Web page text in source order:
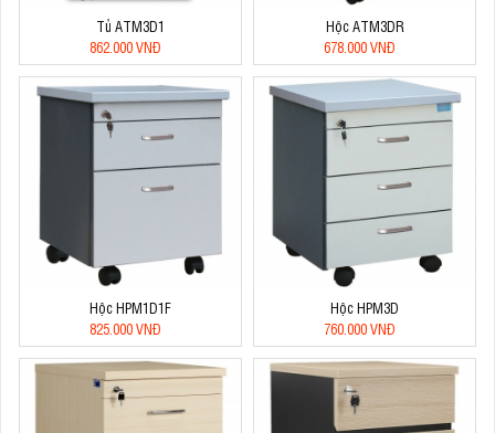
Tủ ATM3D1
862.000 VNĐ
Hộc ATM3DR
678.000 VNĐ
Hộc HPM1D1F
825.000 VNĐ
Hộc HPM3D
760.000 VNĐ